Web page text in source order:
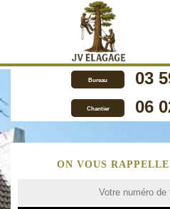
Bureau 03
Chantier 06
ON VOUS